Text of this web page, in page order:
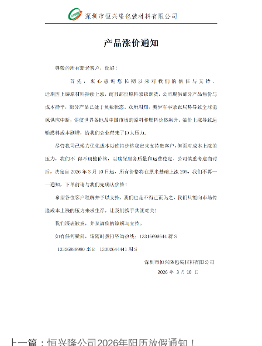
上一篇：恒兴隆公司2026年阳历放假通知！